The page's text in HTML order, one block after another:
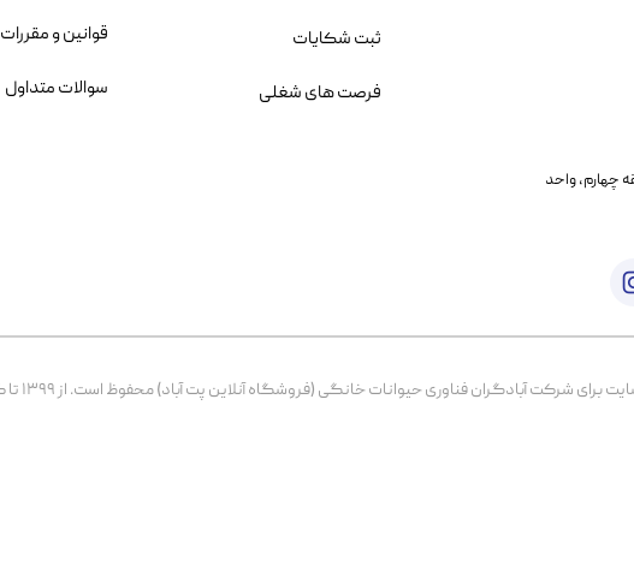
خیابان بنی هاشم پلاک ۲۰۲ ، طبقه چهارم، واحد
شرکت آبادگران فناوری حیوانات خانگی (فروشگاه آنلاین پت آباد) محفوظ است. از ۱۳۹۹ تا کنون.
قوانین و مقررات
سوالات متداول
ثبت شکایات
فرصت های شغلی